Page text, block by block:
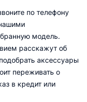
по телефону
модель.
расскажут об
аксессуары
переживать о
в кредит или